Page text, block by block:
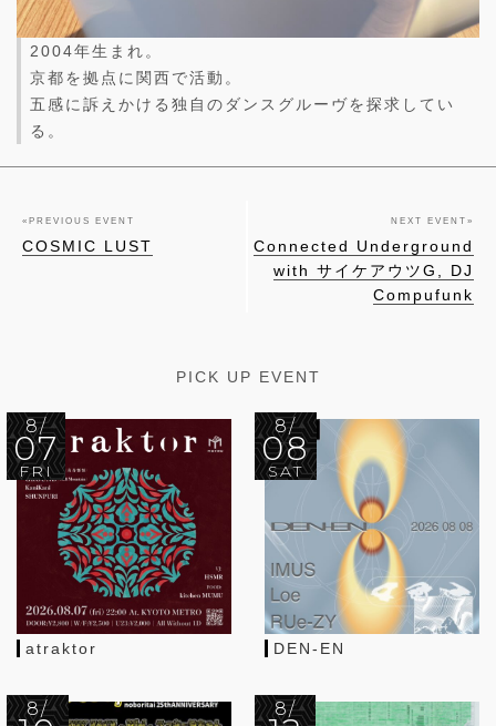
2004年生まれ。
京都を拠点に関西で活動。
五感に訴えかける独自のダンスグルーヴを探求してい
る。
« PREVIOUS EVENT
COSMIC LUST
NEXT EVENT »
Connected Underground
with サイケアウツG, DJ
Compufunk
PICK UP EVENT
8/
07
FRI
atraktor
8/
08
SAT
DEN-EN
8/ 8/